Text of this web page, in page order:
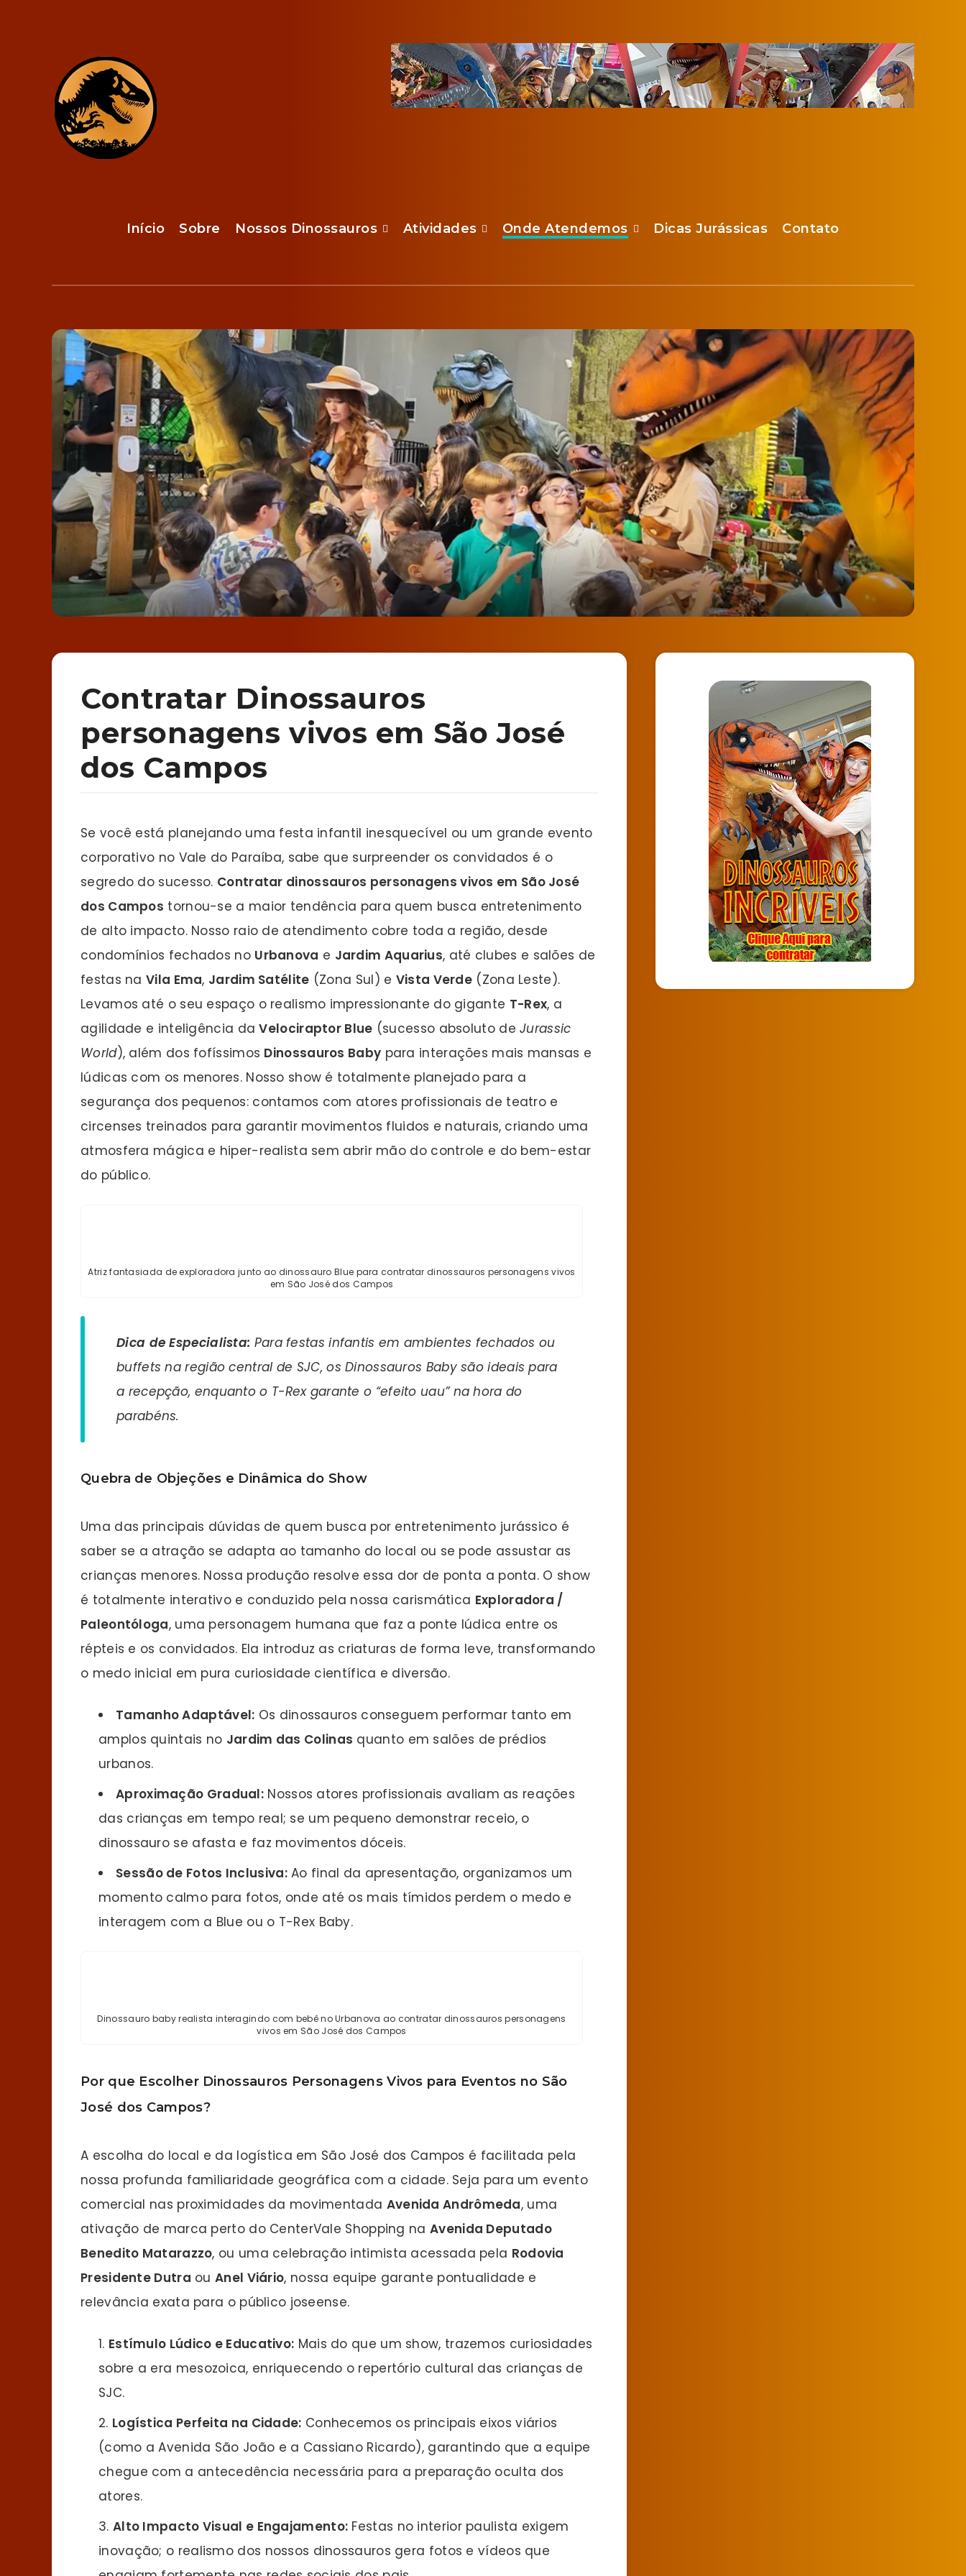
Início Sobre Nossos Dinossauros Atividades Onde Atendemos Dicas Jurássicas Contato
Contratar Dinossauros
personagens vivos em São José
dos Campos
Se você está planejando uma festa infantil inesquecível ou um grande evento
corporativo no Vale do Paraíba, sabe que surpreender os convidados é o
segredo do sucesso. Contratar dinossauros personagens vivos em São José
dos Campos tornou-se a maior tendência para quem busca entretenimento
de alto impacto. Nosso raio de atendimento cobre toda a região, desde
condomínios fechados no Urbanova e Jardim Aquarius, até clubes e salões de
festas naVila Ema, Jardim Satélite (Zona Sul) e Vista Verde (Zona Leste).
Levamos até o seu espaço o realismo impressionante do gigante T-Rex, a
agilidade e inteligência daVelociraptor Blue (sucesso absoluto deJurassic
World), além dos fofíssimos Dinossauros Baby para interações mais mansas e
lúdicas com os menores. Nosso show é totalmente planejado para a
segurança dos pequenos: contamos com atores profissionais de teatro e
circenses treinados para garantir movimentos fluidos e naturais, criando uma
atmosfera mágica e hiper-realista sem abrir mão do controle e do bem-estar
do público.
Atriz fantasiada de exploradora junto ao dinossauro Blue para contratar dinossauros personagens vivos
em São José dos Campos
Dica de Especialista: Para festas infantis em ambientes fechados ou
buffets na região central de SJC, os Dinossauros Baby são ideais para
a recepção, enquanto o T-Rex garante o “efeito uau” na hora do
parabéns.
Quebra de Objeções e Dinâmica do Show
Uma das principais dúvidas de quem busca por entretenimento jurássico é
saber se a atração se adapta ao tamanho do local ou se pode assustar as
crianças menores. Nossa produção resolve essa dor de ponta a ponta. O show
é totalmente interativo e conduzido pela nossa carismática Exploradora /
Paleontóloga, uma personagem humana que faz a ponte lúdica entre os
répteis e os convidados. Ela introduz as criaturas de forma leve, transformando
o medo inicial em pura curiosidade científica e diversão.
Tamanho Adaptável: Os dinossauros conseguem performar tanto em
amplos quintais no Jardim das Colinas quanto em salões de prédios
urbanos.
Aproximação Gradual: Nossos atores profissionais avaliam as reações
das crianças em tempo real; se um pequeno demonstrar receio, o
dinossauro se afasta e faz movimentos dóceis.
Sessão de Fotos Inclusiva:Ao final da apresentação, organizamos um
momento calmo para fotos, onde até os mais tímidos perdem o medo e
interagem com a Blue ou o T-Rex Baby.
Dinossauro baby realista interagindo com bebê no Urbanova ao contratar dinossauros personagens
vivos em São José dos Campos
Por que Escolher Dinossauros Personagens Vivos para Eventos no São
José dos Campos?
A escolha do local e da logística em São José dos Campos é facilitada pela
nossa profunda familiaridade geográfica com a cidade. Seja para um evento
comercial nas proximidades da movimentada Avenida Andrômeda, uma
ativação de marca perto do CenterVale Shopping na Avenida Deputado
Benedito Matarazzo, ou uma celebração intimista acessada pela Rodovia
Presidente Dutra ouAnel Viário, nossa equipe garante pontualidade e
relevância exata para o público joseense.
Estímulo Lúdico e Educativo: Mais do que um show, trazemos curiosidades
sobre a era mesozoica, enriquecendo o repertório cultural das crianças de
SJC.
Logística Perfeita na Cidade: Conhecemos os principais eixos viários
(como a Avenida São João e a Cassiano Ricardo), garantindo que a equipe
chegue com a antecedência necessária para a preparação oculta dos
atores.
Alto Impacto Visual e Engajamento: Festas no interior paulista exigem
inovação; o realismo dos nossos dinossauros gera fotos e vídeos que